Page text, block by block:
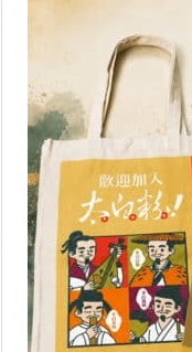
5
4
。
格
：
9
9
。